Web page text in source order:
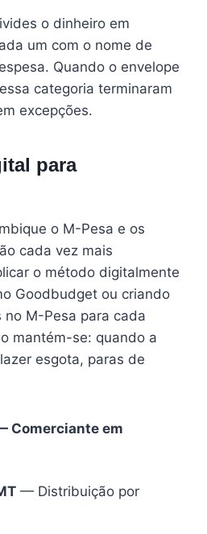
o dinheiro em
um com o nome de
Quando o envelope
categoria terminaram
excepções.
para
o M-Pesa e os
cada vez mais
o método digitalmente
Goodbudget ou criando
M-Pesa para cada
mantém-se: quando a
esgota, paras de
Comerciante em
— Distribuição por